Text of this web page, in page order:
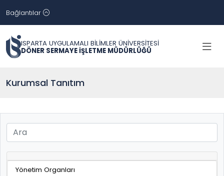
Bağlantılar
ISPARTA UYGULAMALI BİLİMLER ÜNİVERSİTESİ
DÖNER SERMAYE İŞLETME MÜDÜRLÜĞÜ
Kurumsal Tanıtım
Yönetim Organları